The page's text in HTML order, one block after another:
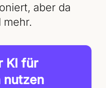
aber da
mehr.
KI für
nutzen